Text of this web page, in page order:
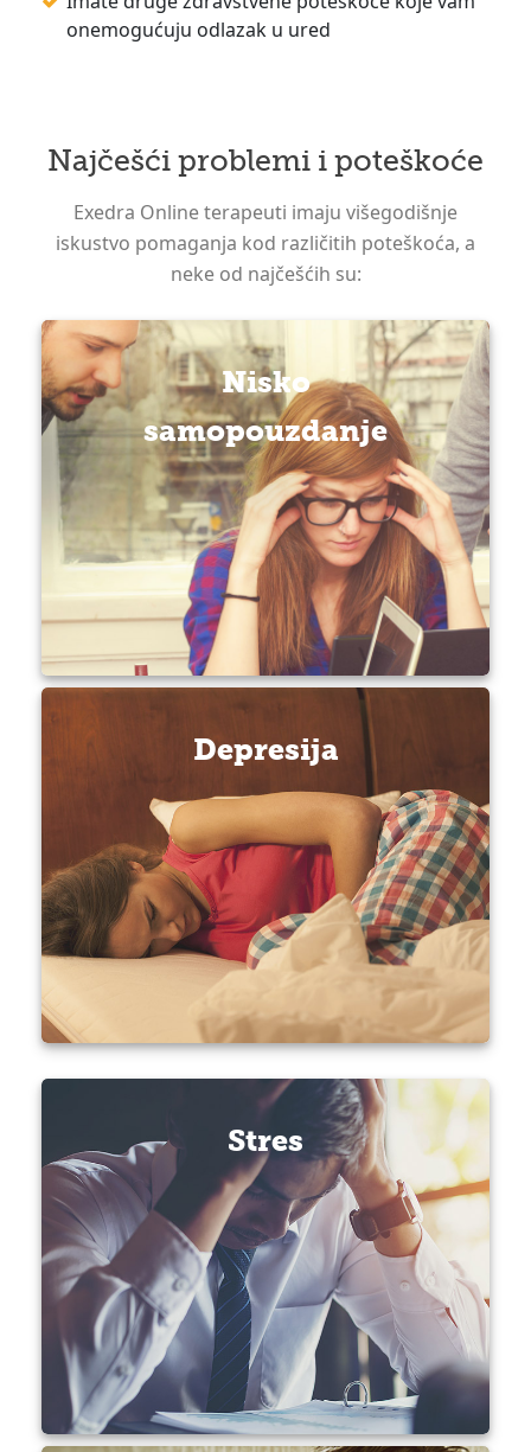
onemogućuju odlazak u ured
Najčešći problemi i poteškoće
Exedra Online terapeuti imaju višegodišnje
iskustvo pomaganja kod različitih poteškoća, a
neke od najčešćih su:
Nisko
samopouzdanje
Depresija
Stres